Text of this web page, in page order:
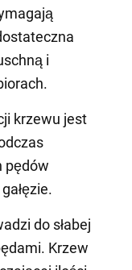
i
krzewu jest
pędów
do słabej
Krzew